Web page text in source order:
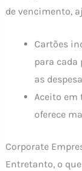
de vencimento,
Cartões
para cada
as
Aceito em
oferece
Corporate
Entretanto, o que